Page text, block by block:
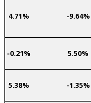
-9.64%
4.71%
5.50%
-0.21%
-1.35%
5.38%